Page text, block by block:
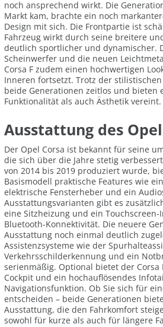
noch ansprechend wirkt. Die
Markt kam, brachte ein noch
Design mit sich. Die Frontpartie ist
Fahrzeug wirkt durch seine breitere
deutlich sportlicher und dynamischer.
Scheinwerfer und die neuen
Corsa F zudem einen hochwertigen
Inneren fortsetzt. Trotz der
beide Generationen zeitlos und bieten
Funktionalität als auch Ästhetik vereint.
Ausstattung des
Der Opel Corsa ist bekannt für seine
die sich über die Jahre stetig
von 2014 bis 2019 produziert wurde,
Basismodell praktische Features wie
elektrische Fensterheber und ein
Ausstattungsvarianten gibt es
eine Sitzheizung und ein
Bluetooth-Konnektivität. Die neuere
Ausstattung noch einmal deutlich
Assistenzsysteme wie der
Verkehrsschilderkennung und ein
serienmäßig. Optional bietet der Corsa
Cockpit und ein hochauflösendes
Navigationsfunktion. Ob Sie sich für
entscheiden – beide Generationen
Ausstattung, die den Fahrkomfort
sowohl für kurze als auch für längere